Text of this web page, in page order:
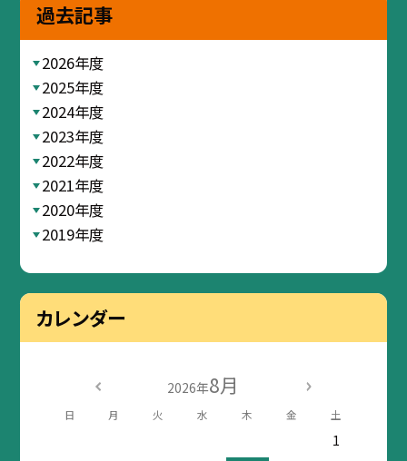
過去記事
2026年度
2025年度
2024年度
2023年度
2022年度
2021年度
2020年度
2019年度
カレンダー
2026年8月
日 月 火 水 木 金 土
1